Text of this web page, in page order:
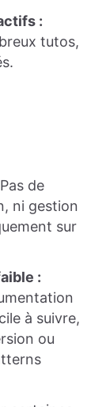
:
tutos,
Pas de
ni gestion
sur
:
à suivre,
ou